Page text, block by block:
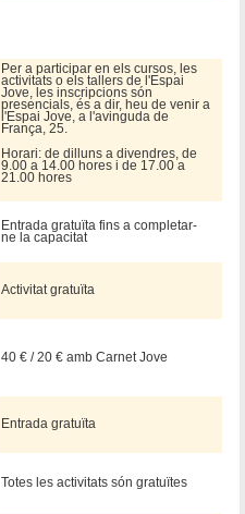
Per a participar en els cursos, les
activitats o els tallers de l'Espai
Jove, les inscripcions són
presencials, és a dir, heu de venir a
l'Espai Jove, a l'avinguda de
França, 25.
Horari: de dilluns a divendres, de
9.00 a 14.00 hores i de 17.00 a
21.00 hores
Entrada gratuïta fins a completar-
ne la capacitat
Activitat gratuïta
40 € / 20 € amb Carnet Jove
Entrada gratuïta
Totes les activitats són gratuïtes